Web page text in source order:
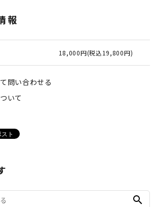
報
18,000円(税込19,800円)
問い合わせる
いて
search